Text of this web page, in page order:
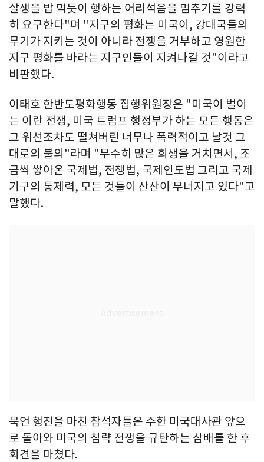
살생을 밥 먹듯이 행하는 어리석음을 멈추기를 강력
히 요구한다"며 "지구의 평화는 미국이, 강대국들의
무기가 지키는 것이 아니라 전쟁을 거부하고 영원한
지구 평화를 바라는 지구인들이 지켜나갈 것"이라고
비판했다.
이태호 한반도평화행동 집행위원장은 "미국이 벌이
는 이란 전쟁, 미국 트럼프 행정부가 하는 모든 행동은
그 위선조차도 떨쳐버린 너무나 폭력적이고 날것 그
대로의 불의"라며 "무수히 많은 희생을 거치면서, 조
금씩 쌓아온 국제법, 전쟁법, 국제인도법 그리고 국제
기구의 통제력, 모든 것들이 산산이 무너지고 있다"고
말했다.
묵언 행진을 마친 참석자들은 주한 미국대사관 앞으
로 돌아와 미국의 침략 전쟁을 규탄하는 삼배를 한 후
회견을 마쳤다.